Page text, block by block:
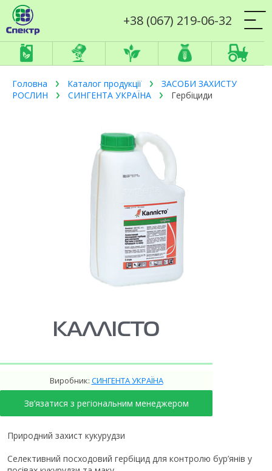
+38 (067) 219-06-32
Головна Каталог продукції
ЗАСОБИ ЗАХИСТУ
РОСЛИН
СИНГЕНТА УКРАЇНА Гербіциди
КАЛЛІСТО
Виробник: СИНГЕНТА УКРАЇНА
Зв’язатися з регіональним менеджером
Природний захист кукурудзи
Селективний посходовий гербіцид для контролю бур’янів у